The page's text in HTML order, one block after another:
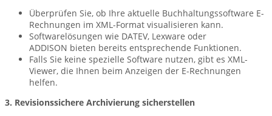
Überprüfen Sie, ob Ihre aktuelle Buchhaltungssoftware E-
Rechnungen im XML-Format visualisieren kann.
Softwarelösungen wie DATEV, Lexware oder
ADDISON bieten bereits entsprechende Funktionen.
Falls Sie keine spezielle Software nutzen, gibt es XML-
Viewer, die Ihnen beim Anzeigen der E-Rechnungen
helfen.
3. Revisionssichere Archivierung sicherstellen